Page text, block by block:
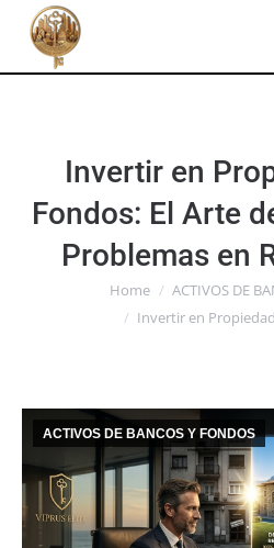
Invertir en
Fondos: El Arte
Problemas en
You are here:
Home
ACTIVOS DE
Invertir en
ACTIVOS DE BANCOS Y FONDOS